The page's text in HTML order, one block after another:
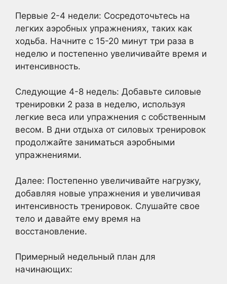
Первые 2-4 недели: Сосредоточьтесь на
легких аэробных упражнениях, таких как
ходьба. Начните с 15-20 минут три раза в
неделю и постепенно увеличивайте время и
интенсивность.
Следующие 4-8 недель: Добавьте силовые
тренировки 2 раза в неделю, используя
легкие веса или упражнения с собственным
весом. В дни отдыха от силовых тренировок
продолжайте заниматься аэробными
упражнениями.
Далее: Постепенно увеличивайте нагрузку,
добавляя новые упражнения и увеличивая
интенсивность тренировок. Слушайте свое
тело и давайте ему время на
восстановление.
Примерный недельный план для
начинающих: